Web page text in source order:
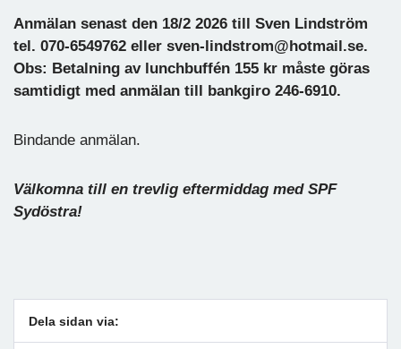
Anmälan senast den 18/2 2026 till Sven Lindström
tel. 070-6549762 eller sven-lindstrom@hotmail.se.
Obs: Betalning av lunchbuffén 155 kr måste göras
samtidigt med anmälan till bankgiro 246-6910.
Bindande anmälan.
Välkomna till en trevlig eftermiddag med SPF
Sydöstra!
Dela sidan via: